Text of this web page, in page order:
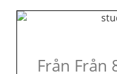
Från Från